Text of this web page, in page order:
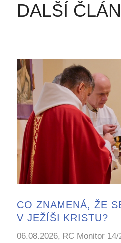
DALŠÍ
CO ZNAMENÁ, ŽE
V JEŽÍŠI KRISTU?
06.08.2026, RC Monitor 14/